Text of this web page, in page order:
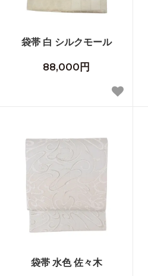
袋帯 白 シルクモール
88,000円
袋帯 水色 佐々木